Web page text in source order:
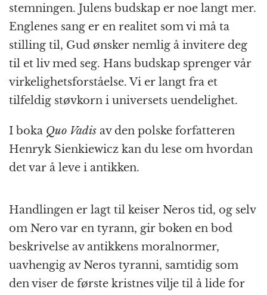
stemningen. Julens budskap er noe langt mer.
Englenes sang er en realitet som vi må ta
stilling til, Gud ønsker nemlig å invitere deg
til et liv med seg. Hans budskap sprenger vår
virkelighetsforståelse. Vi er langt fra et
tilfeldig støvkorn i universets uendelighet.
I boka Quo Vadis av den polske forfatteren
Henryk Sienkiewicz kan du lese om hvordan
det var å leve i antikken.
Handlingen er lagt til keiser Neros tid, og selv
om Nero var en tyrann, gir boken en bod
beskrivelse av antikkens moralnormer,
uavhengig av Neros tyranni, samtidig som
den viser de første kristnes vilje til å lide for